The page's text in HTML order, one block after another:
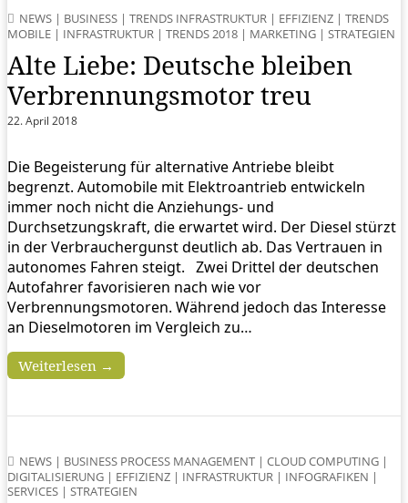
NEWS | BUSINESS | TRENDS INFRASTRUKTUR | EFFIZIENZ | TRENDS
MOBILE | INFRASTRUKTUR | TRENDS 2018 | MARKETING | STRATEGIEN
Alte Liebe: Deutsche bleiben
Verbrennungsmotor treu
22. April 2018
Die Begeisterung für alternative Antriebe bleibt
begrenzt. Automobile mit Elektroantrieb entwickeln
immer noch nicht die Anziehungs- und
Durchsetzungskraft, die erwartet wird. Der Diesel stürzt
in der Verbrauchergunst deutlich ab. Das Vertrauen in
autonomes Fahren steigt. Zwei Drittel der deutschen
Autofahrer favorisieren nach wie vor
Verbrennungsmotoren. Während jedoch das Interesse
an Dieselmotoren im Vergleich zu…
Weiterlesen →
NEWS | BUSINESS PROCESS MANAGEMENT | CLOUD COMPUTING |
DIGITALISIERUNG | EFFIZIENZ | INFRASTRUKTUR | INFOGRAFIKEN |
SERVICES | STRATEGIEN